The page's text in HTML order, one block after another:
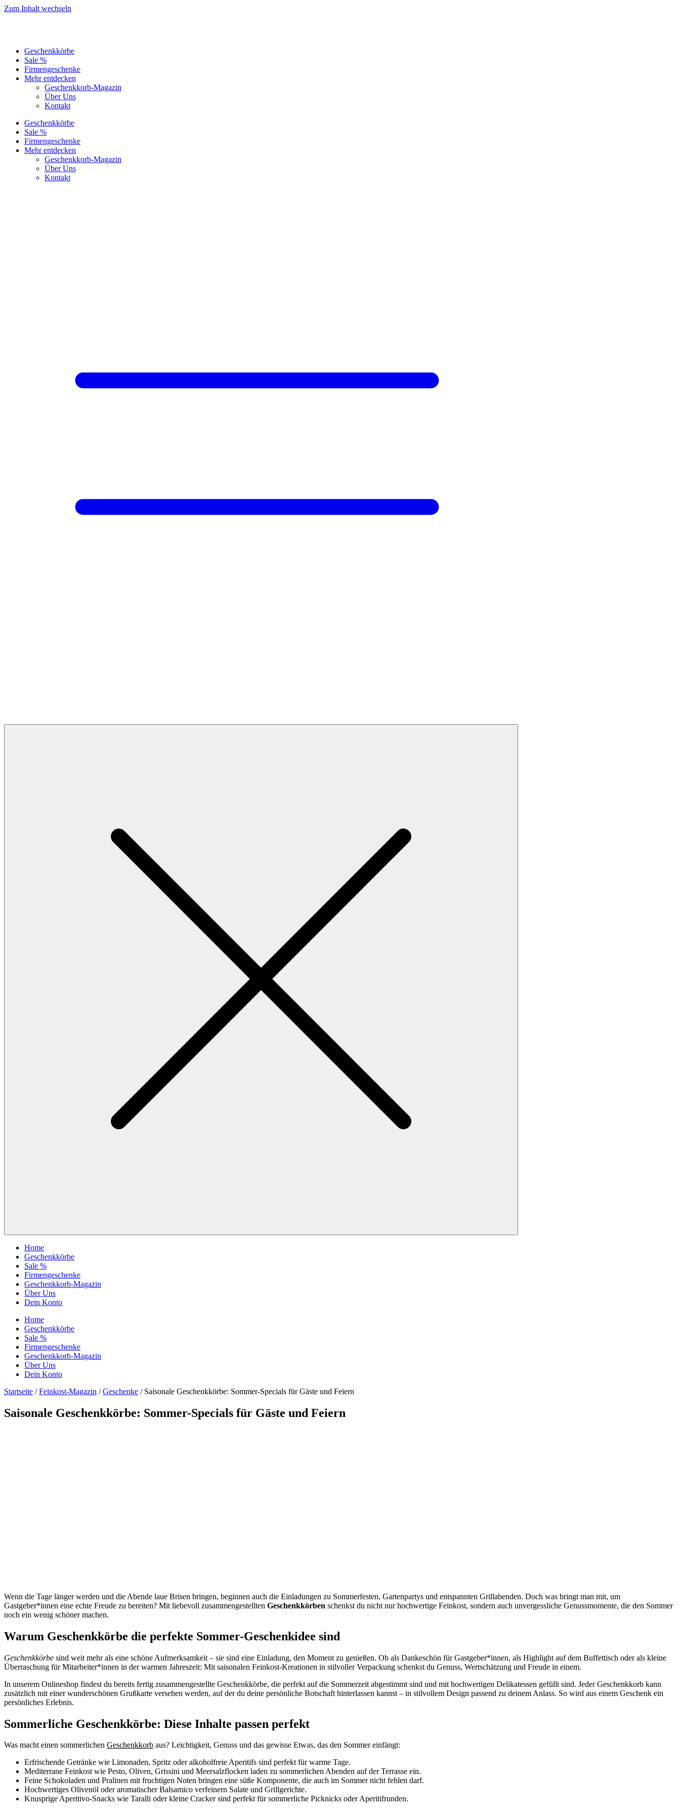
Zum Inhalt wechseln
Geschenkkörbe
Sale %
Firmengeschenke
Mehr entdecken
Geschenkkorb-Magazin
Über Uns
Kontakt
Geschenkkörbe
Sale %
Firmengeschenke
Mehr entdecken
Geschenkkorb-Magazin
Über Uns
Kontakt
Home
Geschenkkörbe
Sale %
Firmengeschenke
Geschenkkorb-Magazin
Über Uns
Dein Konto
Home
Geschenkkörbe
Sale %
Firmengeschenke
Geschenkkorb-Magazin
Über Uns
Dein Konto
Startseite /Feinkost-Magazin /Geschenke / Saisonale Geschenkkörbe: Sommer-Specials für Gäste und Feiern
Saisonale Geschenkkörbe: Sommer-Specials für Gäste und Feiern
Wenn die Tage länger werden und die Abende laue Brisen bringen, beginnen auch die Einladungen zu Sommerfesten, Gartenpartys und entspannten Grillabenden. Doch was bringt man mit, um
Gastgeber*innen eine echte Freude zu bereiten? Mit liebevoll zusammengestellten Geschenkkörben schenkst du nicht nur hochwertige Feinkost, sondern auch unvergessliche Genussmomente, die den Sommer
noch ein wenig schöner machen.
Warum Geschenkkörbe die perfekte Sommer-Geschenkidee sind
Geschenkkörbe sind weit mehr als eine schöne Aufmerksamkeit – sie sind eine Einladung, den Moment zu genießen. Ob als Dankeschön für Gastgeber*innen, als Highlight auf dem Buffettisch oder als kleine
Überraschung für Mitarbeiter*innen in der warmen Jahreszeit: Mit saisonalen Feinkost-Kreationen in stilvoller Verpackung schenkst du Genuss, Wertschätzung und Freude in einem.
In unserem Onlineshop findest du bereits fertig zusammengestellte Geschenkkörbe, die perfekt auf die Sommerzeit abgestimmt sind und mit hochwertigen Delikatessen gefüllt sind. Jeder Geschenkkorb kann
zusätzlich mit einer wunderschönen Grußkarte versehen werden, auf der du deine persönliche Botschaft hinterlassen kannst – in stilvollem Design passend zu deinem Anlass. So wird aus einem Geschenk ein
persönliches Erlebnis.
Sommerliche Geschenkkörbe: Diese Inhalte passen perfekt
Was macht einen sommerlichen Geschenkkorb aus? Leichtigkeit, Genuss und das gewisse Etwas, das den Sommer einfängt:
Erfrischende Getränke wie Limonaden, Spritz oder alkoholfreie Aperitifs sind perfekt für warme Tage.
Mediterrane Feinkost wie Pesto, Oliven, Grissini und Meersalzflocken laden zu sommerlichen Abenden auf der Terrasse ein.
Feine Schokoladen und Pralinen mit fruchtigen Noten bringen eine süße Komponente, die auch im Sommer nicht fehlen darf.
Hochwertiges Olivenöl oder aromatischer Balsamico verfeinern Salate und Grillgerichte.
Knusprige Aperitivo-Snacks wie Taralli oder kleine Cracker sind perfekt für sommerliche Picknicks oder Aperitifrunden.